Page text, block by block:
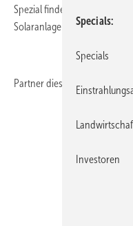
Spezial finden sich
Solaranlagen.
Partner dieses Dossiers:
Specials
Specials
Investoren